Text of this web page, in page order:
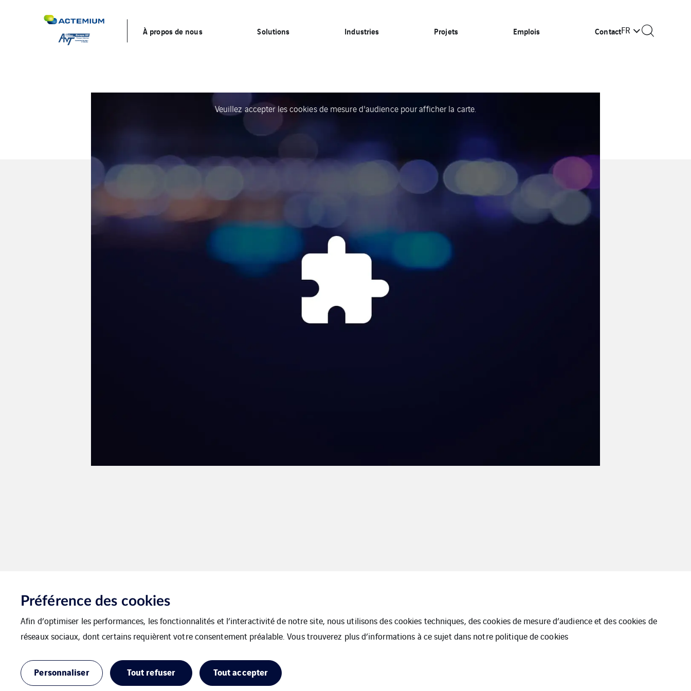
À propos de nous Solutions Industries Projets Emplois ContactFR
Veuillez accepter les cookies de mesure d'audience pour afficher la carte.
Italie – Point de service
Préférence des cookies
Afin d’optimiser les performances, les fonctionnalités et l’interactivité de notre site, nous utilisons des cookies techniques, des cookies de mesure d’audience et des cookies de
réseaux sociaux, dont certains requièrent votre consentement préalable. Vous trouverez plus d’informations à ce sujet dans notre politique de cookies
Personnaliser Tout refuser Tout accepter